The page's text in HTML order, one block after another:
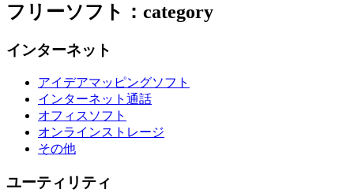
フリーソフト：category
インターネット
アイデアマッピングソフト
インターネット通話
オフィスソフト
オンラインストレージ
その他
ユーティリティ